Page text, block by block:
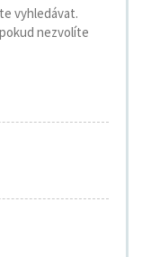
vyhledávat.
nezvolíte